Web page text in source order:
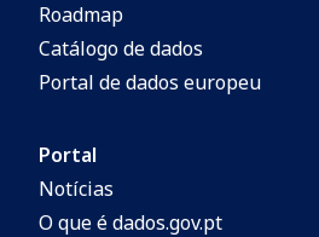
Roadmap
Catálogo de dados
Portal de dados europeu
Portal
Notícias
O que é dados.gov.pt